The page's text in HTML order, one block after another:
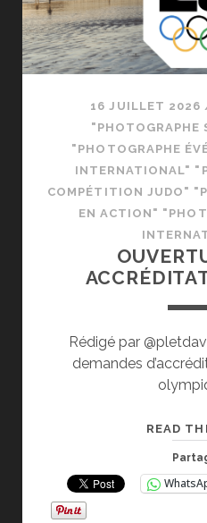
16 JUILLET 2026
"PHOTOGRAPHE
"PHOTOGRAPHE
INTERNATIONAL"
COMPÉTITION JUDO"
EN ACTION"
Rédigé par
demandes
READ